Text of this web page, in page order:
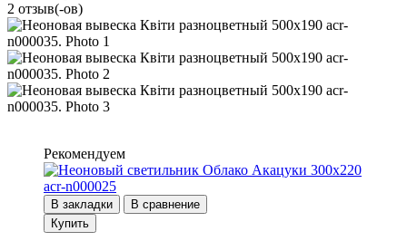
2 отзыв(-ов)
Рекомендуем
В закладки
В сравнение
Купить